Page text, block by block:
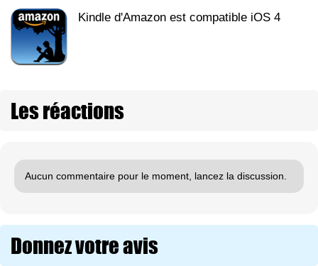
Kindle d'Amazon est compatible iOS 4
Les réactions
Aucun commentaire pour le moment, lancez la discussion.
Donnez votre avis